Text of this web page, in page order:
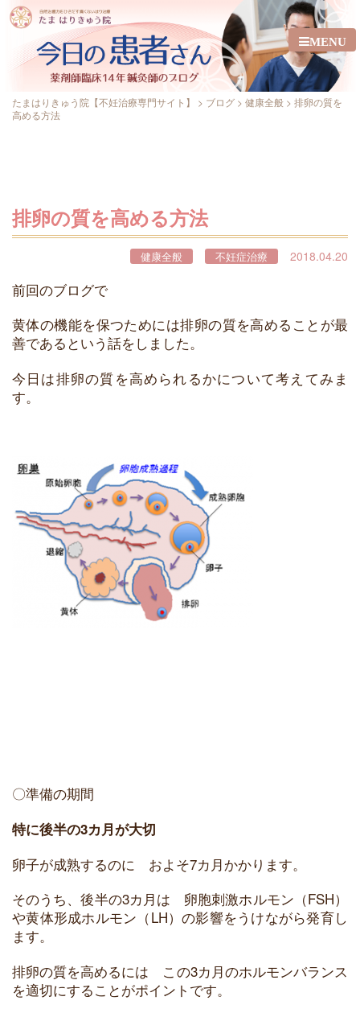
MENU
たまはりきゅう院【不妊治療専門サイト】 > ブログ > 健康全般 > 排卵の質を
高める方法
排卵の質を高める方法
健康全般 不妊症治療 2018.04.20
前回のブログで
黄体の機能を保つためには排卵の質を高めることが最
善であるという話をしました。
今日は排卵の質を高められるかについて考えてみま
す。
〇準備の期間
特に後半の3カ月が大切
卵子が成熟するのに およそ7カ月かかります。
そのうち、後半の3カ月は 卵胞刺激ホルモン（FSH）
や黄体形成ホルモン（LH）の影響をうけながら発育し
ます。
排卵の質を高めるには この3カ月のホルモンバランス
を適切にすることがポイントです。